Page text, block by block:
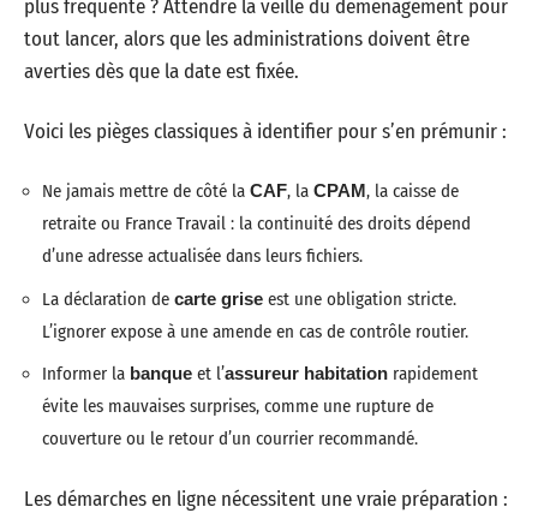
plus fréquente ? Attendre la veille du déménagement pour
tout lancer, alors que les administrations doivent être
averties dès que la date est fixée.
Voici les pièges classiques à identifier pour s’en prémunir :
Ne jamais mettre de côté la CAF, la CPAM, la caisse de
retraite ou France Travail : la continuité des droits dépend
d’une adresse actualisée dans leurs fichiers.
La déclaration de carte grise est une obligation stricte.
L’ignorer expose à une amende en cas de contrôle routier.
Informer la banque et l’assureur habitation rapidement
évite les mauvaises surprises, comme une rupture de
couverture ou le retour d’un courrier recommandé.
Les démarches en ligne nécessitent une vraie préparation :